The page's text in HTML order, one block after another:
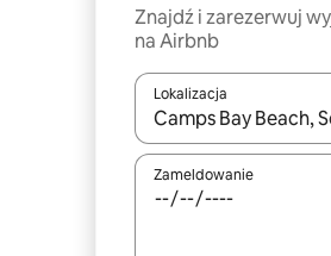
Znajdź i zarezerwuj
na Airbnb
Lokalizacja
Gdy wyniki będą
Zameldowanie